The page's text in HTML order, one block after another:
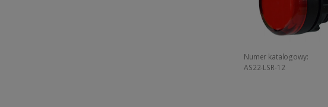
Numer katalogowy:
AS22-LSR-12